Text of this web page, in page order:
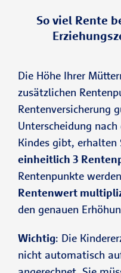
So viel Rente
Die Höhe Ihrer
zusätzlichen
Rentenversicherung
Unterscheidung
Kindes gibt, erhalten
einheitlich 3
Rentenpunkte werden
Rentenwert
den genauen
Wichtig: Die
nicht automatisch